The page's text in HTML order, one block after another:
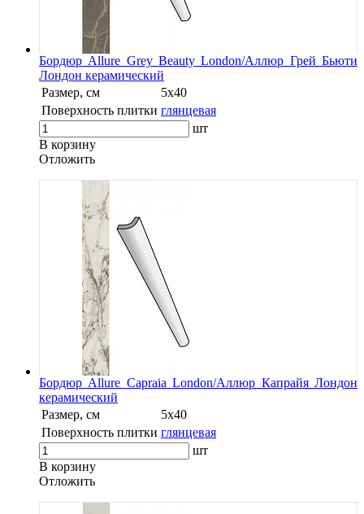
Бордюр Allure Grey Beauty London/Аллюр Грей Бьюти
Лондон керамический
Размер, см
5х40
Поверхность плитки глянцевая
шт
В корзину
Oтложить
Бордюр Allure Capraia London/Аллюр Капрайя Лондон
керамический
Размер, см
5х40
Поверхность плитки глянцевая
шт
В корзину
Oтложить